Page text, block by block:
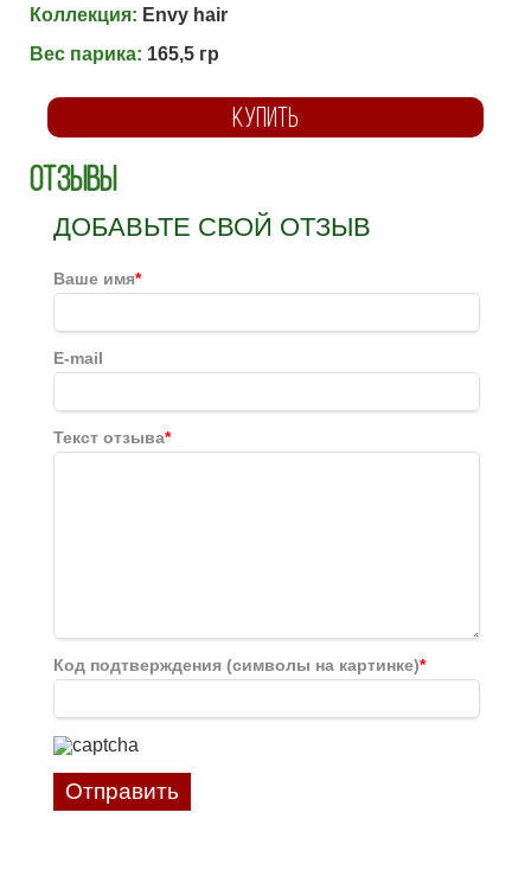
Коллекция: Envy hair
Вес парика: 165,5 гр
КУПИТЬ
Отзывы
ДОБАВЬТЕ СВОЙ ОТЗЫВ
Ваше имя*
E-mail
Текст отзыва*
Код подтверждения (символы на картинке)*
Отправить